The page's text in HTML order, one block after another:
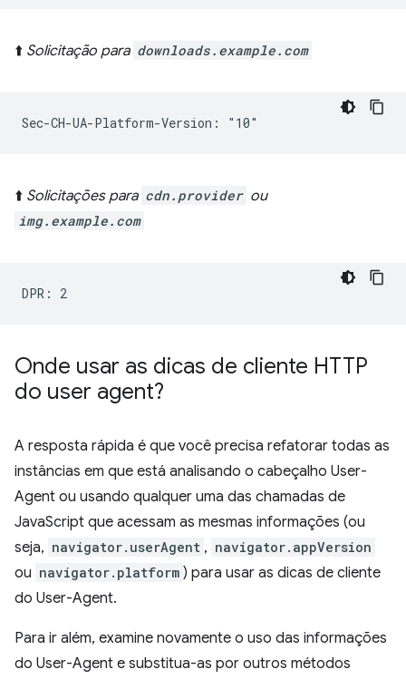
⬆️ Solicitação para downloads.example.com
⬆️ Solicitações para cdn.provider ou
img.example.com
Onde usar as dicas de cliente HTTP
do user agent?
A resposta rápida é que você precisa refatorar todas as
instâncias em que está analisando o cabeçalho User-
Agent ou usando qualquer uma das chamadas de
JavaScript que acessam as mesmas informações (ou
seja, navigator.userAgent , navigator.appVersion
ou navigator.platform ) para usar as dicas de cliente
do User-Agent.
Para ir além, examine novamente o uso das informações
do User-Agent e substitua-as por outros métodos